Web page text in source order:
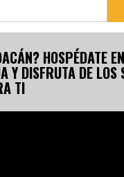
HOSPÉDATE
Y DISFRUTA DE LOS
TI